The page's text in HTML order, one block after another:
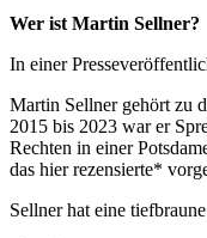
Wer ist Martin Sellner?
In einer
Martin Sellner gehört zu
2015 bis 2023 war er
Rechten in einer
das hier rezensierte*
Sellner hat eine